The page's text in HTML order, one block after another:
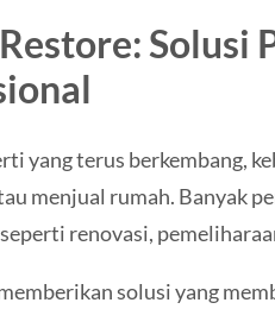
Solusi
yang terus berkembang,
menjual rumah. Banyak
renovasi,
solusi yang